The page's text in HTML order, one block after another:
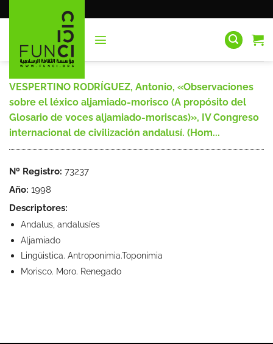
al
VESPERTINO RODRÍGUEZ, Antonio, «Observaciones
sobre el léxico aljamiado-morisco (A propósito del
Glosario de voces aljamiado-moriscas)», IV Congreso
internacional de civilización andalusí. (Hom...
Nº Registro: 73237
Año: 1998
Descriptores:
Andalus, andalusíes
Aljamiado
Lingüistica. Antroponimia.Toponimia
Morisco. Moro. Renegado